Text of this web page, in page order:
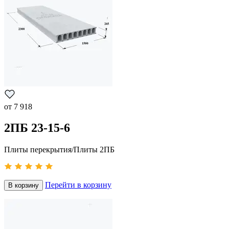
от 7 918
2ПБ 23-15-6
Плиты перекрытия/Плиты 2ПБ
В корзину Перейти в корзину